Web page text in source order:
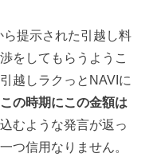
提示された引越し料
をしてもらうようこ
越しラクっとNAVIに
この時期にこの金額は
むような発言が返っ
つ信用なりません。